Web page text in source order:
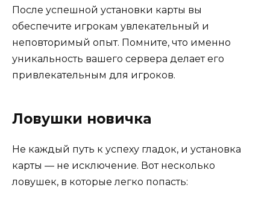
После успешной установки карты вы
обеспечите игрокам увлекательный и
неповторимый опыт. Помните, что именно
уникальность вашего сервера делает его
привлекательным для игроков.
Ловушки новичка
Не каждый путь к успеху гладок, и установка
карты — не исключение. Вот несколько
ловушек, в которые легко попасть: